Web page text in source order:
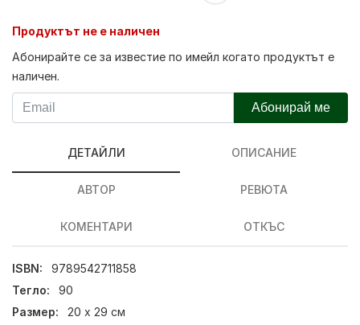
Продуктът не е наличен
Абонирайте се за известие по имейл когато продуктът е
наличен.
Абонирай ме
ДЕТАЙЛИ ОПИСАНИЕ
АВТОР РЕВЮТА
КОМЕНТАРИ ОТКЪС
ISBN:
9789542711858
Тегло:
90
Размер:
20 х 29 см